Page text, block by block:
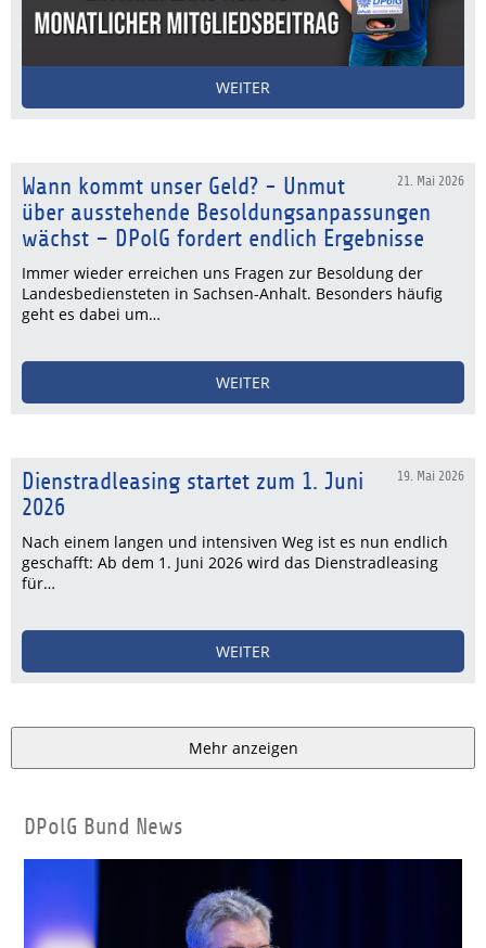
WEITER
21. Mai 2026
Wann kommt unser Geld? - Unmut
über ausstehende Besoldungsanpassungen
wächst – DPolG fordert endlich Ergebnisse
Immer wieder erreichen uns Fragen zur Besoldung der
Landesbediensteten in Sachsen-Anhalt. Besonders häufig
geht es dabei um…
WEITER
19. Mai 2026
Dienstradleasing startet zum 1. Juni
2026
Nach einem langen und intensiven Weg ist es nun endlich
geschafft: Ab dem 1. Juni 2026 wird das Dienstradleasing
für…
WEITER
Mehr anzeigen
DPolG Bund News